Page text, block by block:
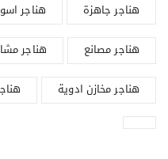
هناجر
هناجر جاهزة
هناجر
هناجر مصانع
هناجر مخازن ادوية